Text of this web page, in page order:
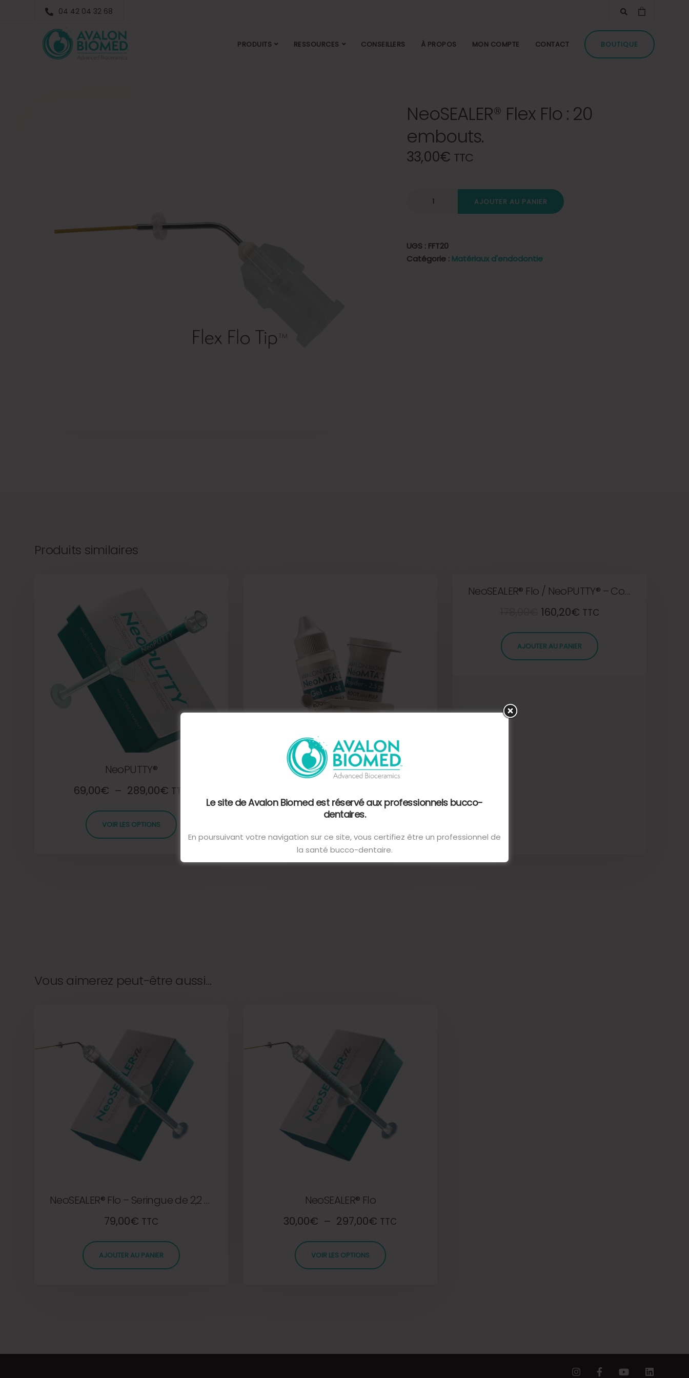
04 42 04 32 68
PRODUITS RESSOURCES CONSEILLERS À PROPOS MON COMPTE CONTACT BOUTIQUE
NeoSEALER® Flex Flo : 20
embouts.
33,00€ TTC
AJOUTER AU PANIER
UGS : FFT20
Catégorie : Matériaux d'endodontie
Produits similaires
NeoPUTTY®
69,00€ – 289,00€ TTC
VOIR LES OPTIONS
NeoMTA® 2
NeoSEALER® Flo / NeoPUTTY® – Combo kit
160,20€ TTC
AJOUTER AU PANIER
Vous aimerez peut-être aussi…
NeoSEALER® Flo – Seringue de 2,2 g sans embouts
79,00€ TTC
AJOUTER AU PANIER
NeoSEALER® Flo
30,00€ – 297,00€ TTC
VOIR LES OPTIONS
Le site de Avalon Biomed est réservé aux professionnels bucco-
dentaires.
En poursuivant votre navigation sur ce site, vous certifiez être un professionnel de
la santé bucco-dentaire.